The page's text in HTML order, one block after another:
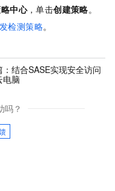
中心，单击创建策略。
检测策略。
结合SASE实现安全访问
电脑
吗？